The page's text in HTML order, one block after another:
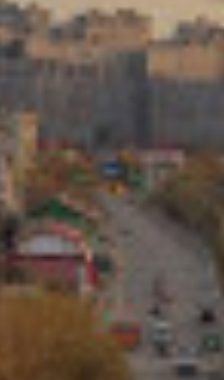
Сайт:
Адрес:
Телефон: